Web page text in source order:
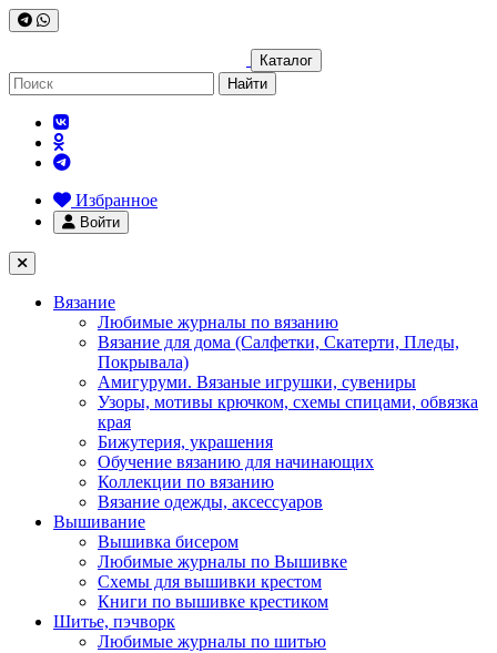
Каталог
Найти
Избранное
Войти
Вязание
Любимые журналы по вязанию
Вязание для дома (Салфетки, Скатерти, Пледы,
Покрывала)
Амигуруми. Вязаные игрушки, сувениры
Узоры, мотивы крючком, схемы спицами, обвязка
края
Бижутерия, украшения
Обучение вязанию для начинающих
Коллекции по вязанию
Вязание одежды, аксессуаров
Вышивание
Вышивка бисером
Любимые журналы по Вышивке
Схемы для вышивки крестом
Книги по вышивке крестиком
Шитье, пэчворк
Любимые журналы по шитью